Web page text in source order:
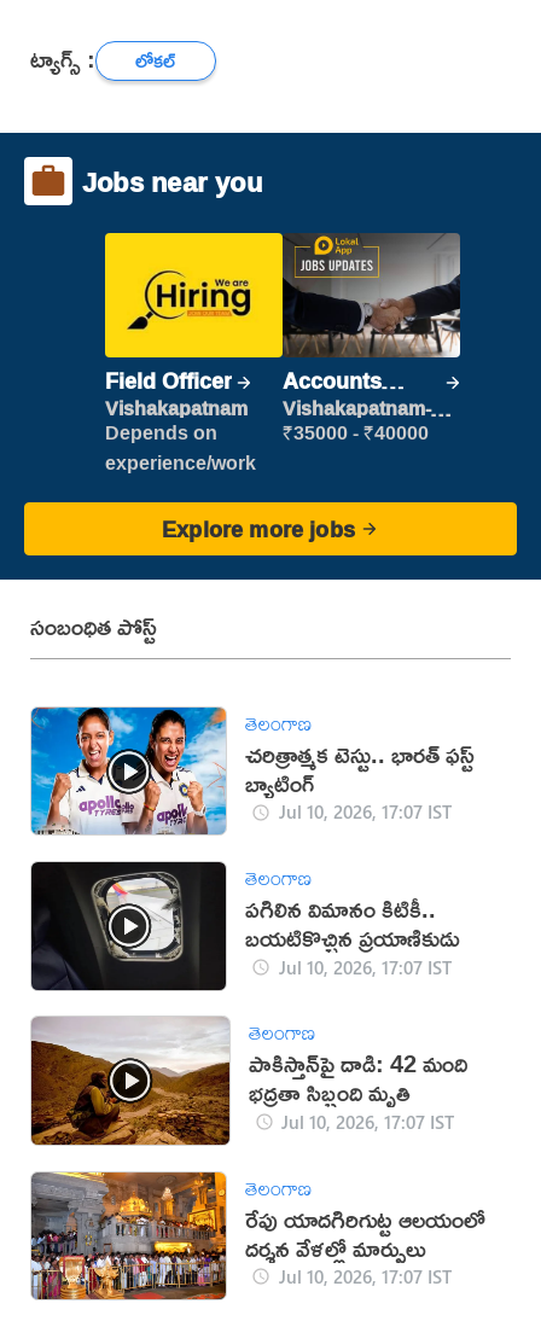
ట్యాగ్స్ : లోకల్
Jobs near you
Field Officer
Vishakapatnam
Depends on
experience/work
Accounts
Clerk
Vishakapatnam-
new
₹35000 - ₹40000
Explore more jobs
సంబంధిత పోస్ట్
తెలంగాణ
చరిత్రాత్మక టెస్టు.. భారత్‌ ఫస్ట్‌
బ్యాటింగ్‌
Jul 10, 2026, 17:07 IST
తెలంగాణ
పగిలిన విమానం కిటికీ..
బయటికొచ్చిన ప్రయాణికుడు
Jul 10, 2026, 17:07 IST
తెలంగాణ
పాకిస్తాన్‌పై దాడి: 42 మంది
భద్రతా సిబ్బంది మృతి
Jul 10, 2026, 17:07 IST
తెలంగాణ
రేపు యాదగిరిగుట్ట ఆలయంలో
దర్శన వేళల్లో మార్పులు
Jul 10, 2026, 17:07 IST